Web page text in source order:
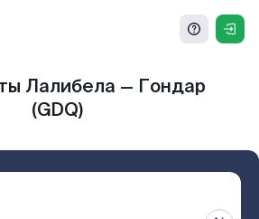
Лалибела — Гондар
(GDQ)